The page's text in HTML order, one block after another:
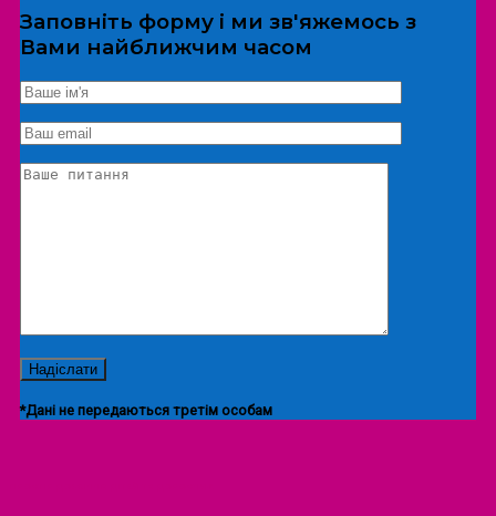
*Дані не передаються третім особам
Екскурсія/локація
Заповніть форму і ми зв'яжемось з
Вами найближчим часом
*Дані не передаються третім особам